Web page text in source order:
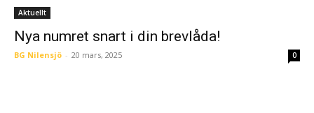
Aktuellt
Nya numret snart i din brevlåda!
BG Nilensjö - 20 mars, 2025 0